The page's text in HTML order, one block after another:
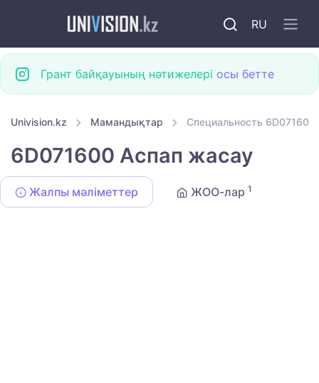
RU
Грант байқауының нәтижелері осы бетте
Univision.kz Мамандықтар Специальность
6D071600 Аспап жасау
Жалпы мәліметтер ЖОО-лар 1